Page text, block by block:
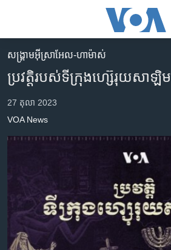
គេហទំព័រ​
ទាក់ទង
រំលង​
និង​
ទំព័រ​
ទៅ​
កម្ពុជា
អន្តរជាតិ
អាមេរិក
ព្រឹត្តិការណ៍ព័ត៌មាន
ទូរទស្សន៍ / វីដេអូ​
វិទ្យុ / ផតខាសថ៍
សង្គ្រាម​អ៊ីស្រាអែល-ហាម៉ាស់
ប្រវត្តិ​របស់​ទីក្រុង​ហ្ស៊េរុយសាឡិម
27 តុលា 2023
VOA News